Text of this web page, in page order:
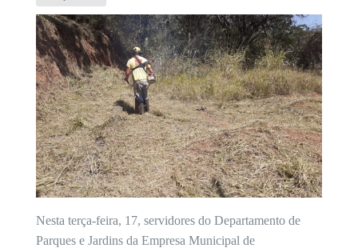
Nesta terça-feira, 17, servidores do Departamento de
Parques e Jardins da Empresa Municipal de